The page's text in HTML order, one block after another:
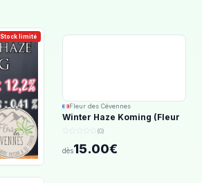
Stock limité
Fleur des Cévennes
Winter Haze Koming (Fleur
d'Excellence)
(0)
dès15.00€